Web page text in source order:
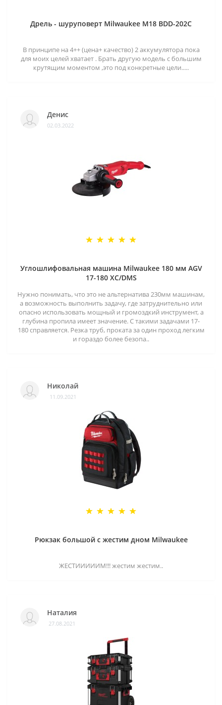
Дрель - шуруповерт Milwaukee M18 BDD-202C
В принципе на 4++ (цена+ качество) 2 аккумулятора пока
для моих целей хватает . Брать другую модель с большим
крутящим моментом ,это под конкретные цели.....
Денис
02.03.2022
Углошлифовальная машина Milwaukee 180 мм AGV
17-180 XC/DMS
Нужно понимать, что это не альтернатива 230мм машинам,
а возможность выполнить задачу, где затруднительно или
опасно использовать мощный и громоздкий инструмент, а
глубина пропила имеет значение. С такими задачами 17-
180 справляется. Резка труб, проката за один проход легким
и гораздо более безопа..
Николай
11.09.2021
Рюкзак большой с жестим дном Milwaukee
ЖЕСТИИИИИМ!!! жестим жестим..
Наталия
27.08.2021